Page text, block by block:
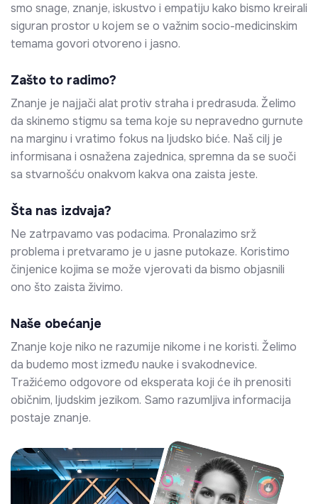
smo snage, znanje, iskustvo i empatiju kako bismo kreirali
siguran prostor u kojem se o važnim socio-medicinskim
temama govori otvoreno i jasno.
Zašto to radimo?
Znanje je najjači alat protiv straha i predrasuda. Želimo
da skinemo stigmu sa tema koje su nepravedno gurnute
na marginu i vratimo fokus na ljudsko biće. Naš cilj je
informisana i osnažena zajednica, spremna da se suoči
sa stvarnošću onakvom kakva ona zaista jeste.
Šta nas izdvaja?
Ne zatrpavamo vas podacima. Pronalazimo srž
problema i pretvaramo je u jasne putokaze. Koristimo
činjenice kojima se može vjerovati da bismo objasnili
ono što zaista živimo.
Naše obećanje
Znanje koje niko ne razumije nikome i ne koristi. Želimo
da budemo most između nauke i svakodnevice.
Tražićemo odgovore od eksperata koji će ih prenositi
običnim, ljudskim jezikom. Samo razumljiva informacija
postaje znanje.